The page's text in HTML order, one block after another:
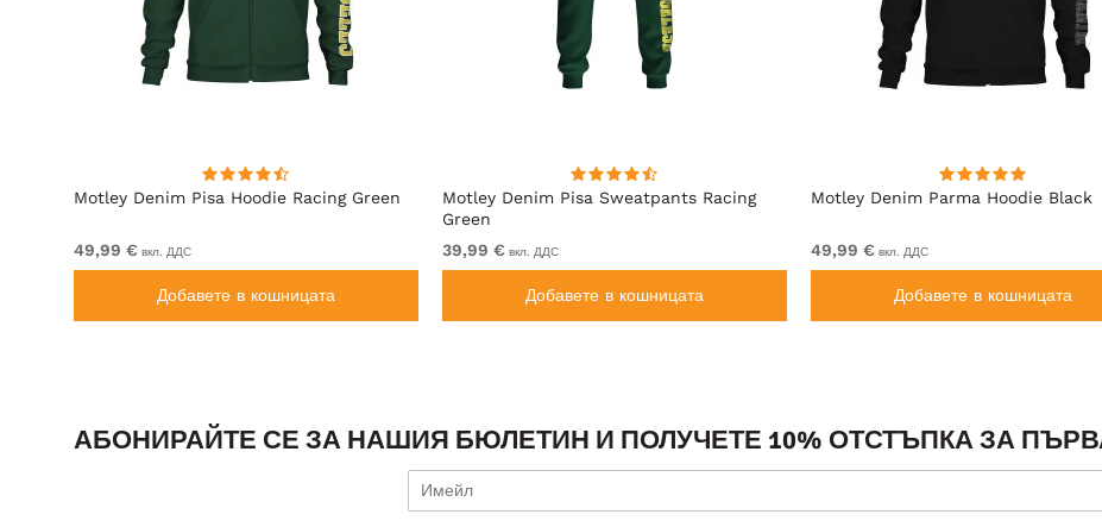
Motley Denim Pisa Hoodie Racing Green
49,99 € вкл. ДДС
Добавете в кошницата
Motley Denim Pisa Sweatpants Racing
Green
39,99 € вкл. ДДС
Добавете в кошницата
Motley Denim Parma Hoodie Black
49,99 € вкл. ДДС
Добавете в кошницата
АБОНИРАЙТЕ СЕ ЗА НАШИЯ БЮЛЕТИН И ПОЛУЧЕТЕ 10% ОТСТЪПКА ЗА